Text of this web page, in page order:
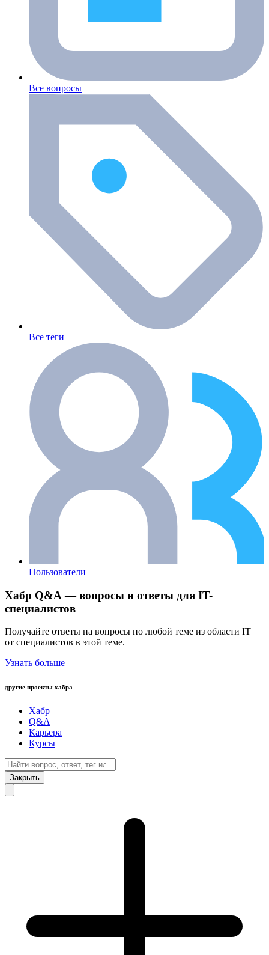
Все вопросы
Все теги
Пользователи
Хабр Q&A — вопросы и ответы для IT-
специалистов
Получайте ответы на вопросы по любой теме из области IT
от специалистов в этой теме.
Узнать больше
другие проекты хабра
Хабр
Q&A
Карьера
Курсы
Закрыть